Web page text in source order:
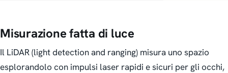
Misurazione fatta di luce
Il LiDAR (light detection and ranging) misura uno spazio
esplorandolo con impulsi laser rapidi e sicuri per gli occhi,